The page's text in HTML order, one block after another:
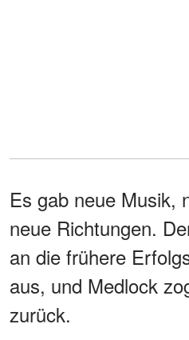
Es gab neue Musik,
neue Richtungen.
an die frühere
aus, und Medlock
zurück.